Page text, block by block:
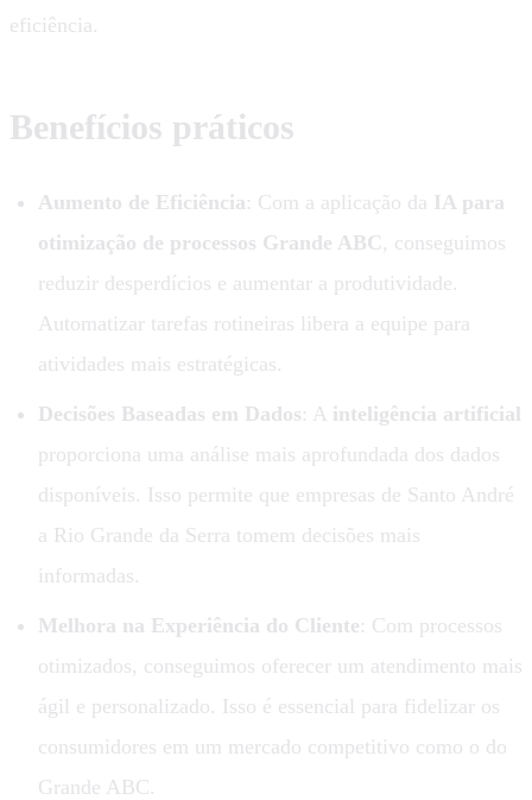
eficiência.
Benefícios práticos
Aumento de Eficiência: Com a aplicação da IA para
otimização de processos Grande ABC , conseguimos
reduzir desperdícios e aumentar a produtividade.
Automatizar tarefas rotineiras libera a equipe para
atividades mais estratégicas.
Decisões Baseadas em Dados: A inteligência artificial
proporciona uma análise mais aprofundada dos dados
disponíveis. Isso permite que empresas de Santo André
a Rio Grande da Serra tomem decisões mais
informadas.
Melhora na Experiência do Cliente: Com processos
otimizados, conseguimos oferecer um atendimento mais
ágil e personalizado. Isso é essencial para fidelizar os
consumidores em um mercado competitivo como o do
Grande ABC.